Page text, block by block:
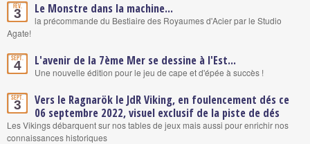
Fév.
3 Le Monstre dans la machine...
la précommande du Bestiaire des Royaumes d'Acier par le Studio
Agate!
Sept.
4 L'avenir de la 7ème Mer se dessine à l'Est...
Une nouvelle édition pour le jeu de cape et d'épée à succès !
Sept.
3
Vers le Ragnarök le JdR Viking, en foulencement dés ce
06 septembre 2022, visuel exclusif de la piste de dés
Les Vikings débarquent sur nos tables de jeux mais aussi pour enrichir nos
connaissances historiques